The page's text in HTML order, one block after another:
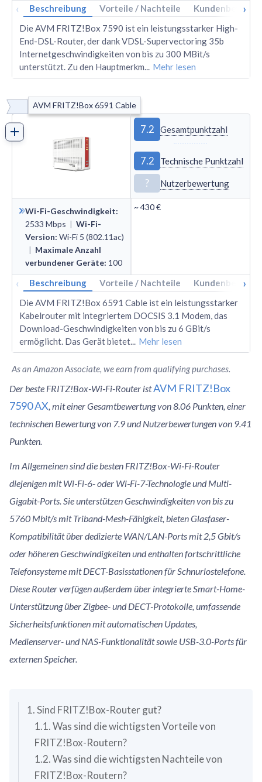
‹ Beschreibung Vorteile / Nachteile ›
Die AVM FRITZ!Box 7590 ist ein leistungsstarker High-
End-DSL-Router, der dank VDSL-Supervectoring 35b
Internetgeschwindigkeiten von bis zu 300 MBit/s
unterstützt. Zu den Hauptmerkm... Mehr lesen
AVM FRITZ!Box 6591 Cable
7.2 Gesamtpunktzahl
7.2 Technische Punktzahl
? Nutzerbewertung
Wi-Fi-Geschwindigkeit:
2533 Mbps | Wi-Fi-
Version: Wi-Fi 5 (802.11ac)
| Maximale Anzahl
verbundener Geräte: 100
~430 €
‹ Beschreibung Vorteile / Nachteile ›
Die AVM FRITZ!Box 6591 Cable ist ein leistungsstarker
Kabelrouter mit integriertem DOCSIS 3.1 Modem, das
Download-Geschwindigkeiten von bis zu 6 GBit/s
ermöglicht. Das Gerät bietet... Mehr lesen
As an Amazon Associate, we earn from qualifying purchases.
Der beste FRITZ!Box-Wi‑Fi-Router istAVM FRITZ!Box
7590 AX, mit einer Gesamtbewertung von 8.06 Punkten, einer
technischen Bewertung von 7.9 und Nutzerbewertungen von 9.41
Punkten.
Im Allgemeinen sind die besten FRITZ!Box-Wi‑Fi-Router
diejenigen mit Wi‑Fi-6- oder Wi‑Fi-7-Technologie und Multi-
Gigabit-Ports. Sie unterstützen Geschwindigkeiten von bis zu
5760 Mbit/s mit Triband-Mesh-Fähigkeit, bieten Glasfaser-
Kompatibilität über dedizierte WAN/LAN-Ports mit 2,5 Gbit/s
oder höheren Geschwindigkeiten und enthalten fortschrittliche
Telefonsysteme mit DECT-Basisstationen für Schnurlostelefone.
Diese Router verfügen außerdem über integrierte Smart-Home-
Unterstützung über Zigbee- und DECT-Protokolle, umfassende
Sicherheitsfunktionen mit automatischen Updates,
Medienserver- und NAS-Funktionalität sowie USB-3.0-Ports für
externen Speicher.
1. Sind FRITZ!Box-Router gut?
1.1. Was sind die wichtigsten Vorteile von
FRITZ!Box-Routern?
1.2. Was sind die wichtigsten Nachteile von
FRITZ!Box-Routern?